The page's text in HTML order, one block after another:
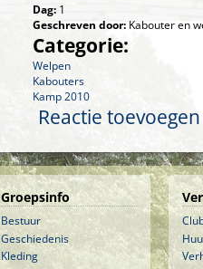
Dag: 1
Geschreven door: Kabouter en
Categorie:
Welpen
Kabouters
Kamp 2010
Reactie toevoegen
Groepsinfo
Bestuur
Geschiedenis
Kleding